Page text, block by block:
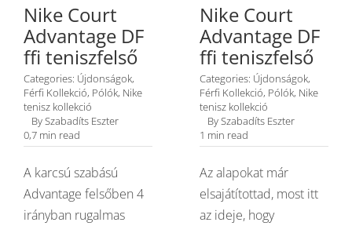
Nike Court
Advantage DF
ffi teniszfelső
Categories: Újdonságok,
Férfi Kollekció, Pólók, Nike
tenisz kollekció
BySzabadíts Eszter
0,7 min read
A karcsú szabású
Advantage felsőben 4
irányban rugalmas
Nike Court
Advantage DF
ffi teniszfelső
Categories: Újdonságok,
Férfi Kollekció, Pólók, Nike
tenisz kollekció
BySzabadíts Eszter
1 min read
Az alapokat már
elsajátítottad, most itt
az ideje, hogy